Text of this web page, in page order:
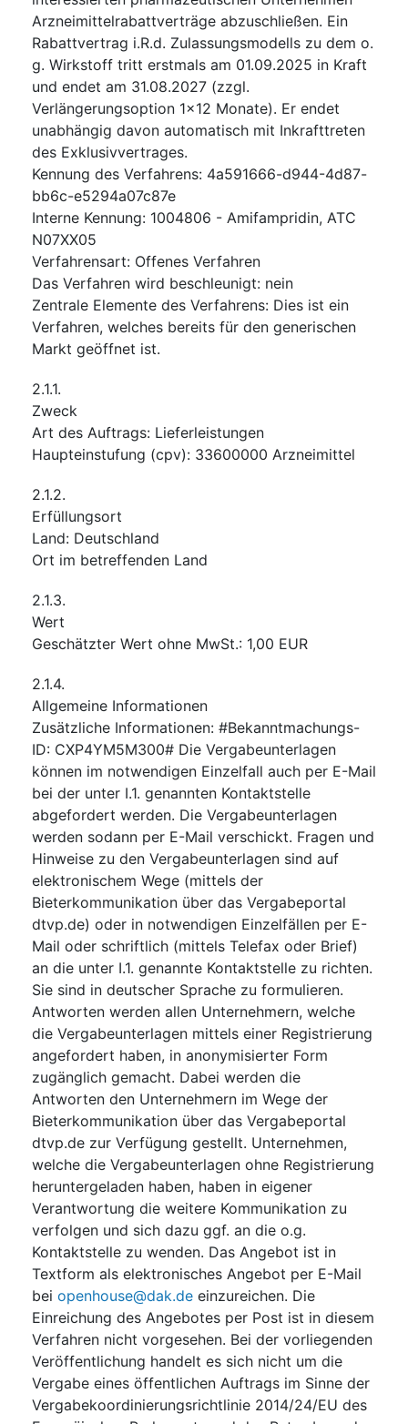
Arzneimittelrabattverträge abzuschließen. Ein
Rabattvertrag i.R.d. Zulassungsmodells zu dem o.
g. Wirkstoff tritt erstmals am 01.09.2025 in Kraft
und endet am 31.08.2027 (zzgl.
Verlängerungsoption 1x12 Monate). Er endet
unabhängig davon automatisch mit Inkrafttreten
des Exklusivvertrages.
Kennung des Verfahrens: 4a591666-d944-4d87-
bb6c-e5294a07c87e
Interne Kennung: 1004806 - Amifampridin, ATC
N07XX05
Verfahrensart: Offenes Verfahren
Das Verfahren wird beschleunigt: nein
Zentrale Elemente des Verfahrens: Dies ist ein
Verfahren, welches bereits für den generischen
Markt geöffnet ist.
2.1.1.
Zweck
Art des Auftrags: Lieferleistungen
Haupteinstufung (cpv): 33600000 Arzneimittel
2.1.2.
Erfüllungsort
Land: Deutschland
Ort im betreffenden Land
2.1.3.
Wert
Geschätzter Wert ohne MwSt.: 1,00 EUR
2.1.4.
Allgemeine Informationen
Zusätzliche Informationen: #Bekanntmachungs-
ID: CXP4YM5M300# Die Vergabeunterlagen
können im notwendigen Einzelfall auch per E-Mail
bei der unter I.1. genannten Kontaktstelle
abgefordert werden. Die Vergabeunterlagen
werden sodann per E-Mail verschickt. Fragen und
Hinweise zu den Vergabeunterlagen sind auf
elektronischem Wege (mittels der
Bieterkommunikation über das Vergabeportal
dtvp.de) oder in notwendigen Einzelfällen per E-
Mail oder schriftlich (mittels Telefax oder Brief)
an die unter I.1. genannte Kontaktstelle zu richten.
Sie sind in deutscher Sprache zu formulieren.
Antworten werden allen Unternehmern, welche
die Vergabeunterlagen mittels einer Registrierung
angefordert haben, in anonymisierter Form
zugänglich gemacht. Dabei werden die
Antworten den Unternehmern im Wege der
Bieterkommunikation über das Vergabeportal
dtvp.de zur Verfügung gestellt. Unternehmen,
welche die Vergabeunterlagen ohne Registrierung
heruntergeladen haben, haben in eigener
Verantwortung die weitere Kommunikation zu
verfolgen und sich dazu ggf. an die o.g.
Kontaktstelle zu wenden. Das Angebot ist in
Textform als elektronisches Angebot per E-Mail
bei openhouse@dak.de einzureichen. Die
Einreichung des Angebotes per Post ist in diesem
Verfahren nicht vorgesehen. Bei der vorliegenden
Veröffentlichung handelt es sich nicht um die
Vergabe eines öffentlichen Auftrags im Sinne der
Vergabekoordinierungsrichtlinie 2014/24/EU des